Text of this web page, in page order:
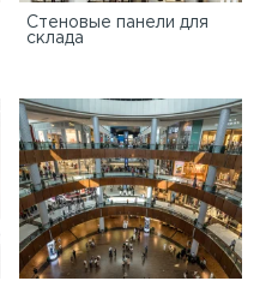
Стеновые панели для
склада